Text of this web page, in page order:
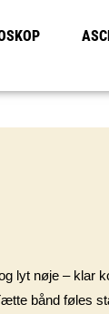
lyt nøje – klar
bånd føles